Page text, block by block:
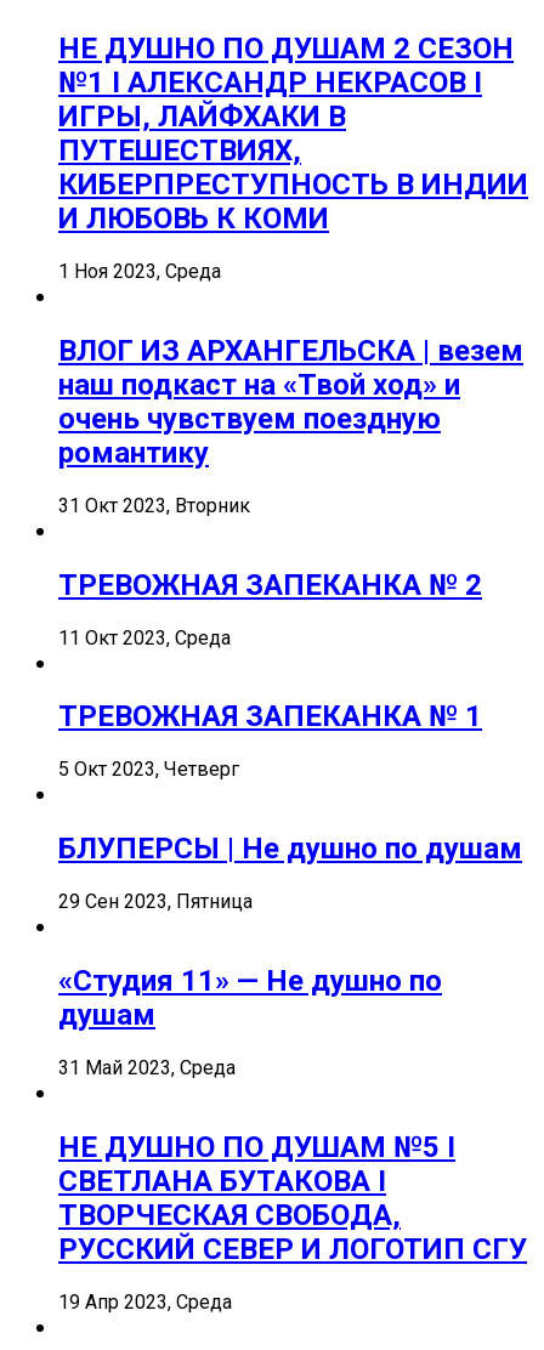
НЕ ДУШНО ПО ДУШАМ 2 СЕЗОН
№1 I АЛЕКСАНДР НЕКРАСОВ I
ИГРЫ, ЛАЙФХАКИ В
ПУТЕШЕСТВИЯХ,
КИБЕРПРЕСТУПНОСТЬ В ИНДИИ
И ЛЮБОВЬ К КОМИ
1 Ноя 2023, Среда
ВЛОГ ИЗ АРХАНГЕЛЬСКА | везем
наш подкаст на «Твой ход» и
очень чувствуем поездную
романтику
31 Окт 2023, Вторник
ТРЕВОЖНАЯ ЗАПЕКАНКА № 2
11 Окт 2023, Среда
ТРЕВОЖНАЯ ЗАПЕКАНКА № 1
5 Окт 2023, Четверг
БЛУПЕРСЫ | Не душно по душам
29 Сен 2023, Пятница
«Студия 11» — Не душно по
душам
31 Май 2023, Среда
НЕ ДУШНО ПО ДУШАМ №5 I
СВЕТЛАНА БУТАКОВА I
ТВОРЧЕСКАЯ СВОБОДА,
РУССКИЙ СЕВЕР И ЛОГОТИП СГУ
19 Апр 2023, Среда